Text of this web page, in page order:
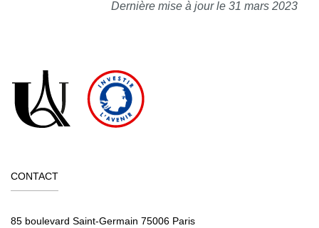
Dernière mise à jour le 31 mars 2023
CONTACT
85 boulevard Saint-Germain 75006 Paris